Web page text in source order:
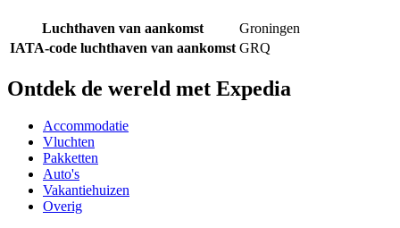
Luchthaven van aankomst
Groningen
IATA-code luchthaven van aankomst GRQ
Ontdek de wereld met Expedia
Accommodatie
Vluchten
Pakketten
Auto's
Vakantiehuizen
Overig